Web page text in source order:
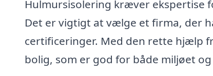
Hulmursisolering kræver ekspertise
Det er vigtigt at vælge et firma, der
certificeringer. Med den rette hjælp
bolig, som er god for både miljøet